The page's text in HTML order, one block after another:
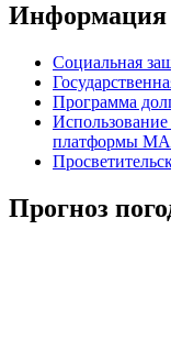
Информация
Социальная
Программа
платформы
Прогноз